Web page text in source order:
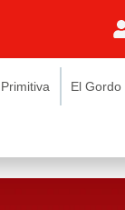
El Gordo